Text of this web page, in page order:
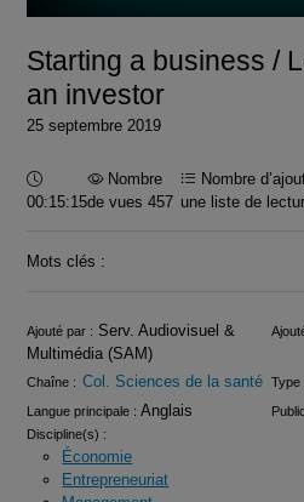
Starting a business /
an investor
25 septembre 2019
Durée :
00:15:15
Nombre
de vues 457
Nombre
une liste de
Mots clés :
Infos
Ajouté par : Serv. Audiovisuel &
Multimédia (SAM)
Chaîne : Col. Sciences de la santé Type
Langue principale : Anglais
Discipline(s) :
Économie
Entrepreneuriat